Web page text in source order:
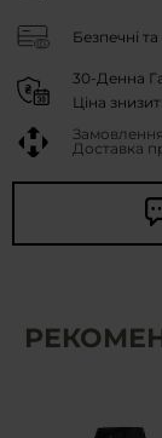
Безпечні
30-Денна
Ціна
Доставка